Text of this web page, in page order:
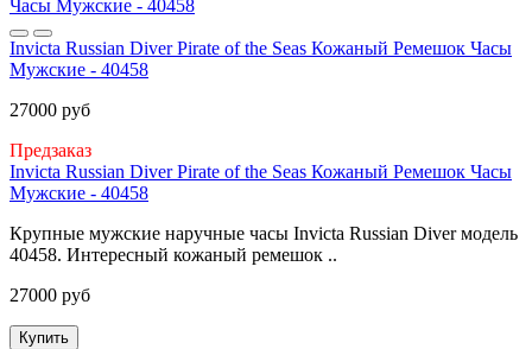
Invicta Russian Diver Pirate of the Seas Кожаный Ремешок Часы
Мужские - 40458
27000 руб
Предзаказ
Invicta Russian Diver Pirate of the Seas Кожаный Ремешок Часы
Мужские - 40458
Крупные мужские наручные часы Invicta Russian Diver модель
40458. Интересный кожаный ремешок ..
27000 руб
Купить